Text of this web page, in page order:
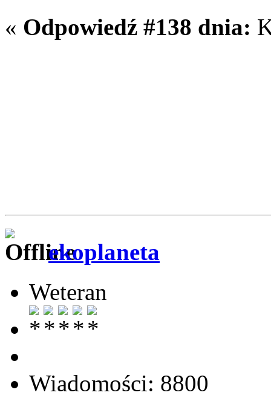
« Odpowiedź #138 dnia:
ekoplaneta
Weteran
Wiadomości: 8800